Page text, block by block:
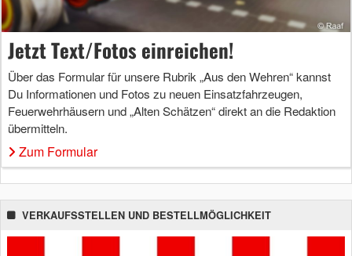
Jetzt Text/Fotos einreichen!
Über das Formular für unsere Rubrik „Aus den Wehren“ kannst
Du Informationen und Fotos zu neuen Einsatzfahrzeugen,
Feuerwehrhäusern und „Alten Schätzen“ direkt an die Redaktion
übermitteln.
Zum Formular
VERKAUFSSTELLEN UND BESTELLMÖGLICHKEIT